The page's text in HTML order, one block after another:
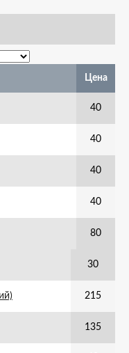
Цена
40
40
40
40
80
30
215
135